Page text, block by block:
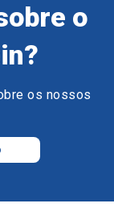
o
os nossos